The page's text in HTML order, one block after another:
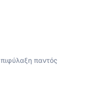
παντός